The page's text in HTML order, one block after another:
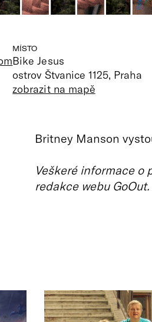
MÍSTO
Bike Jesus
ostrov Štvanice 1125, Praha
zobrazit na mapě
Britney Manson
Veškeré informace o
redakce webu GoOut.